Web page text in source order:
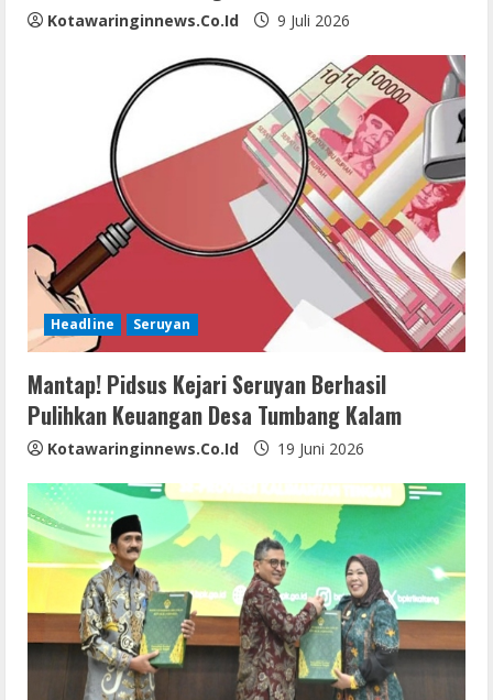
Kotawaringinnews.co.id 9 Juli 2026
Headline Seruyan
Mantap! Pidsus Kejari Seruyan Berhasil
Pulihkan Keuangan Desa Tumbang Kalam
Kotawaringinnews.co.id 19 Juni 2026